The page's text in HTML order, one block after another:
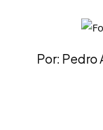
Por: Pedro